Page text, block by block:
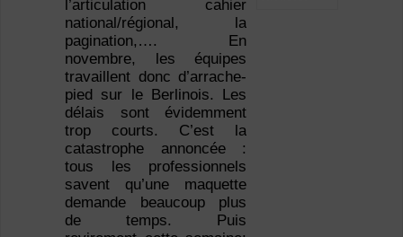
l’articulation cahier
national/régional, la
pagination,…. En
novembre, les équipes
travaillent donc d’arrache-
pied sur le Berlinois. Les
délais sont évidemment
trop courts. C’est la
catastrophe annoncée :
tous les professionnels
savent qu’une maquette
demande beaucoup plus
de temps. Puis